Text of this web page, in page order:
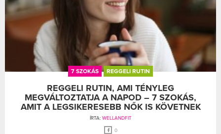
7 SZOKÁS REGGELI RUTIN
REGGELI RUTIN, AMI TÉNYLEG
MEGVÁLTOZTATJA A NAPOD – 7 SZOKÁS,
AMIT A LEGSIKERESEBB NŐK IS KÖVETNEK
ÍRTA: WELLANDFIT
0